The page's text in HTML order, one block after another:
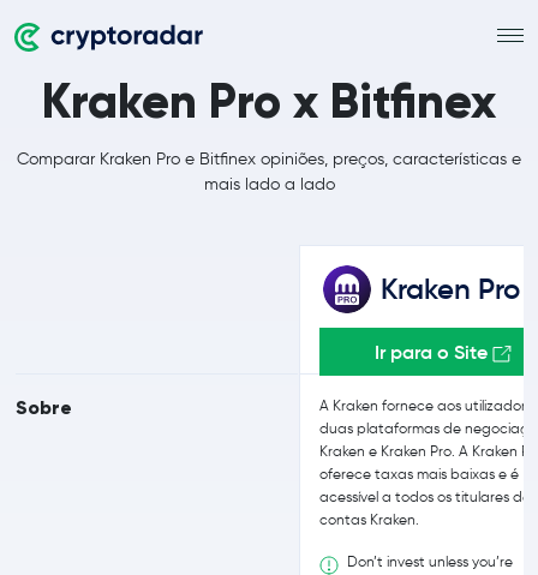
Kraken Pro x Bitfinex
Comparar Kraken Pro e Bitfinex opiniões, preços, características e
mais lado a lado
Sobre
Kraken Pro
Ir para o Site
A Kraken fornece aos
duas plataformas de
Kraken e Kraken Pro. A Kraken
oferece taxas mais baixas e é
acessível a todos os titulares de
contas Kraken.
Don’t invest unless you’re